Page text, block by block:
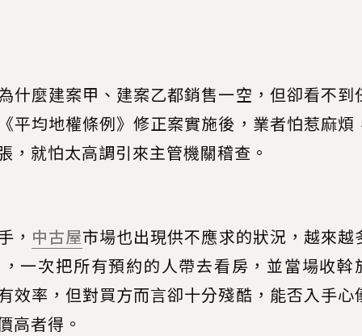
什麼建案甲、建案乙都銷售一空，但卻看不到
平均地權條例》修正案實施後，業者怕惹麻煩
，就怕太高調引來主管機關稽查。
， 中古屋市場也出現供不應求的狀況，越來越
一次把所有預約的人帶去看房，並當場收斡
效率，但對買方而言卻十分殘酷，能否入手心
高者得。